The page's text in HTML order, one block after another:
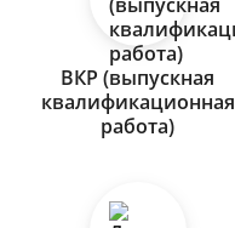
ВКР (выпускная
квалификационная
работа)